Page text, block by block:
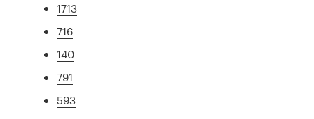
1713
716
140
791
593